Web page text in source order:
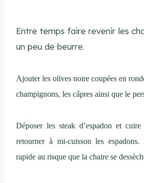
Entre temps faire revenir les
un peu de beurre.
Ajouter les olives noire coupées en
champignons, les câpres ainsi que le
Déposer les steak d’espadon et
retourner à mi-cuisson les
rapide au risque que la chaire se